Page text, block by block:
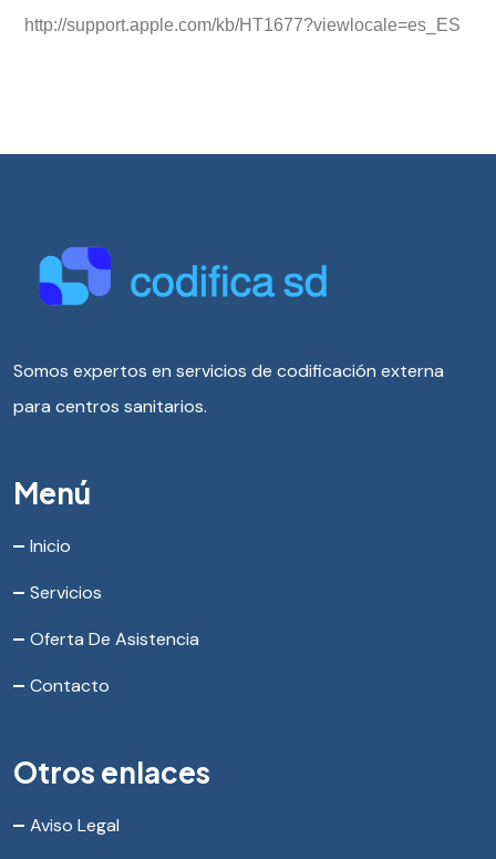
http://support.apple.com/kb/HT1677?viewlocale=es_ES
Somos expertos en servicios de codificación externa
para centros sanitarios.
Menú
Inicio
Servicios
Oferta De Asistencia
Contacto
Otros enlaces
Aviso Legal